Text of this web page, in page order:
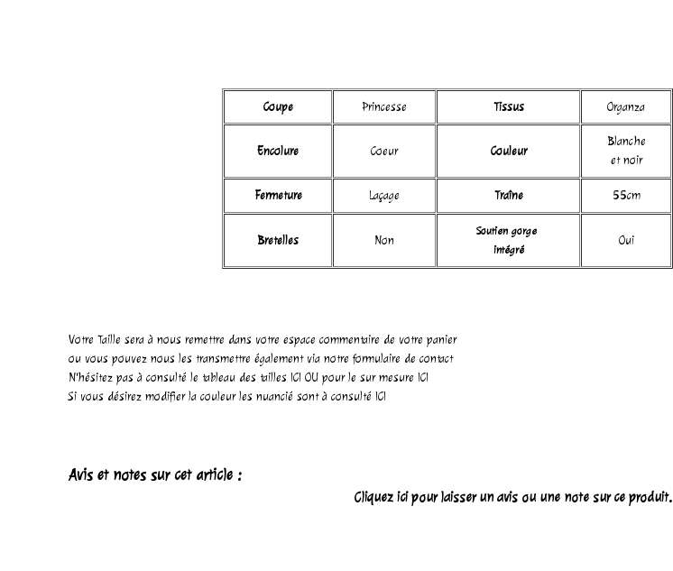
Coupe Princesse Tissus Organza
Encolure Coeur Couleur
Blanche
et noir
Fermeture Laçage Traîne 55cm
Bretelles Non
Soutien gorge
intégré
Oui
Votre Taille sera à nous remettre dans votre espace commentaire de votre panier
ou vous pouvez nous les transmettre également via notre formulaire de contact
N'hésitez pas à consulté le tableau des tailles ICI OU pour le sur mesure ICI
Si vous désirez modifier la couleur les nuancié sont à consulté ICI
Avis et notes sur cet article :
Cliquez ici pour laisser un avis ou une note sur ce produit.